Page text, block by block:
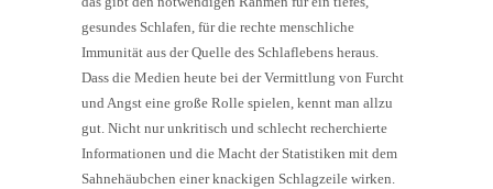
gesundes Schlafen, für die rechte menschliche
Immunität aus der Quelle des Schlaflebens heraus.
Dass die Medien heute bei der Vermittlung von Furcht
und Angst eine große Rolle spielen, kennt man allzu
gut. Nicht nur unkritisch und schlecht recherchierte
Informationen und die Macht der Statistiken mit dem
Sahnehäubchen einer knackigen Schlagzeile wirken.